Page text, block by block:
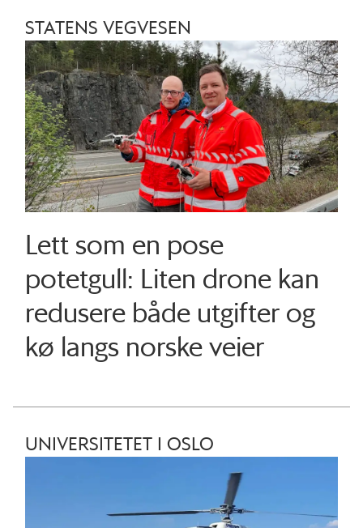
STATENS VEGVESEN
Lett som en pose
potetgull: Liten drone kan
redusere både utgifter og
kø langs norske veier
UNIVERSITETET I OSLO